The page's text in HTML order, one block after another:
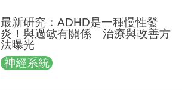
最新研究：ADHD是一種慢性發
炎！與過敏有關係 治療與改善方
法曝光
神經系統